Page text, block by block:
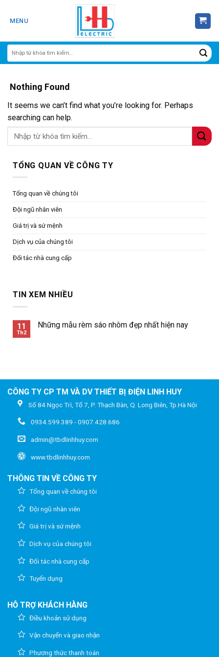
MENU
Nothing Found
It seems we can’t find what you’re looking for. Perhaps
searching can help.
TỔNG QUAN VỀ CÔNG TY
Tổng quan về chúng tôi
Đội ngũ nhân viên
Giá trị và sứ mệnh
Dịch vụ của chúng tôi
Đối tác nhà cung cấp
TIN XEM NHIỀU
11
Th2
Những mẫu rèm sáo nhôm đẹp nhất hiện nay
CÔNG TY CP TM VÀ DV THIẾT BỊ ĐIỆN LINH HUY
Số 84 Ngọc Trì, Tổ 7, P. Thạch Bàn, Q. Long Biên, Tp.Hà Nội
0934.599.389 - 0907.428.686
admin@tbdlinhhuy.com
www.tbdlinhhuy.com
THÔNG TIN VỀ CÔNG TY
Tổng quan về chúng tôi
Đội ngũ nhân viên
Giá trị và sứ mệnh
Dịch vụ của chúng tôi
Đối tác nhà cung cấp
Tuyển dụng
HỖ TRỢ KHÁCH HÀNG
Điều khoản sử dụng
Vận chuyển và giao nhận
Phương thức thanh toán